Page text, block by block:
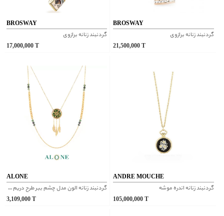
BROSWAY
گردنبند زنانه برازوی
17,000,000
BROSWAY
گردنبند زنانه برازوی
21,500,000
ALONE
گردنبند زنانه الون مدل چشم ببر طرح دریم کچر
3,109,000
ANDRE MOUCHE
گردنبند زنانه اندره موشه
105,000,000